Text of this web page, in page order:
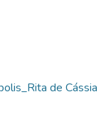
de Cássia